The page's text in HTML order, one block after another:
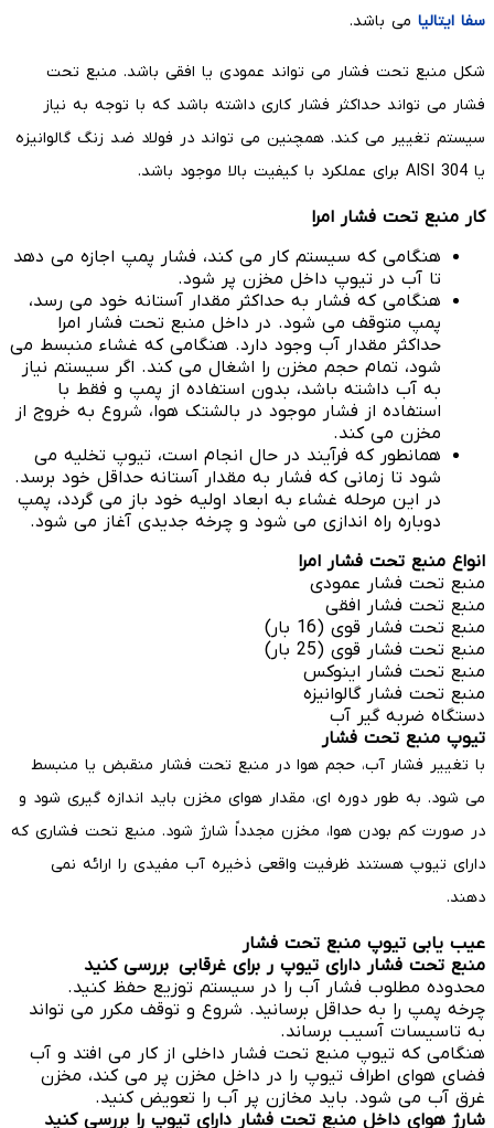
سفا ایتالیا می باشد.
شکل منبع تحت فشار می تواند عمودی یا افقی باشد. منبع تحت
فشار می تواند حداکثر فشار کاری داشته باشد که با توجه به نیاز
سیستم تغییر می کند. همچنین می تواند در فولاد ضد زنگ گالوانیزه
یا AISI 304 برای عملکرد با کیفیت بالا موجود باشد.
کار منبع تحت فشار امرا
هنگامی که سیستم کار می کند، فشار پمپ اجازه می دهد
تا آب در تیوپ داخل مخزن پر شود.
هنگامی که فشار به حداکثر مقدار آستانه خود می رسد،
پمپ متوقف می شود. در داخل منبع تحت فشار امرا
حداکثر مقدار آب وجود دارد. هنگامی که غشاء منبسط می
شود، تمام حجم مخزن را اشغال می کند. اگر سیستم نیاز
به آب داشته باشد، بدون استفاده از پمپ و فقط با
استفاده از فشار موجود در بالشتک هوا، شروع به خروج از
مخزن می کند.
همانطور که فرآیند در حال انجام است، تیوپ تخلیه می
شود تا زمانی که فشار به مقدار آستانه حداقل خود برسد.
در این مرحله غشاء به ابعاد اولیه خود باز می گردد، پمپ
دوباره راه اندازی می شود و چرخه جدیدی آغاز می شود.
انواع منبع تحت فشار امرا
منبع تحت فشار عمودی
منبع تحت فشار افقی
منبع تحت فشار قوی (16 بار)
منبع تحت فشار قوی (25 بار)
منبع تحت فشار اینوکس
منبع تحت فشار گالوانیزه
دستگاه ضربه گیر آب
تیوپ منبع تحت فشار
با تغییر فشار آب، حجم هوا در منبع تحت فشار منقبض یا منبسط
می شود. به طور دوره ای، مقدار هوای مخزن باید اندازه گیری شود و
در صورت کم بودن هوا، مخزن مجدداً شارژ شود. منبع تحت فشاری که
دارای تیوپ هستند ظرفیت واقعی ذخیره آب مفیدی را ارائه نمی
دهند.
عیب یابی تیوپ منبع تحت فشار
منبع تحت فشار دارای تیوپ ر برای غرقابی بررسی کنید
محدوده مطلوب فشار آب را در سیستم توزیع حفظ کنید.
چرخه پمپ را به حداقل برسانید. شروع و توقف مکرر می تواند
به تاسیسات آسیب برساند.
هنگامی که تیوپ منبع تحت فشار داخلی از کار می افتد و آب
فضای هوای اطراف تیوپ را در داخل مخزن پر می کند، مخزن
غرق آب می شود. باید مخازن پر آب را تعویض کنید.
شارژ هوای داخل منبع تحت فشار دارای تیوپ را بررسی کنید